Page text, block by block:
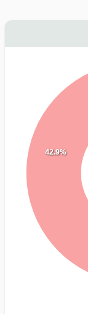
42.9%